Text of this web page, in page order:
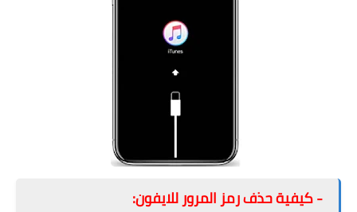
- كيفية حذف رمز المرور للايفون: